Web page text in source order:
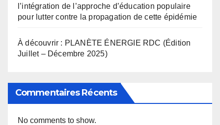
l’intégration de l’approche d’éducation populaire
pour lutter contre la propagation de cette épidémie
À découvrir : PLANÈTE ÉNERGIE RDC (Édition
Juillet – Décembre 2025)
Commentaires Récents
No comments to show.